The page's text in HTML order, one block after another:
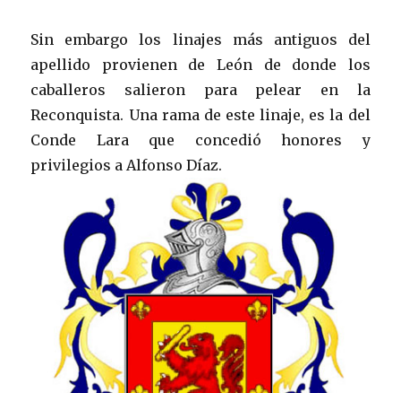
Sin embargo los linajes más antiguos del
apellido provienen de León de donde los
caballeros salieron para pelear en la
Reconquista. Una rama de este linaje, es la del
Conde Lara que concedió honores y
privilegios a Alfonso Díaz.